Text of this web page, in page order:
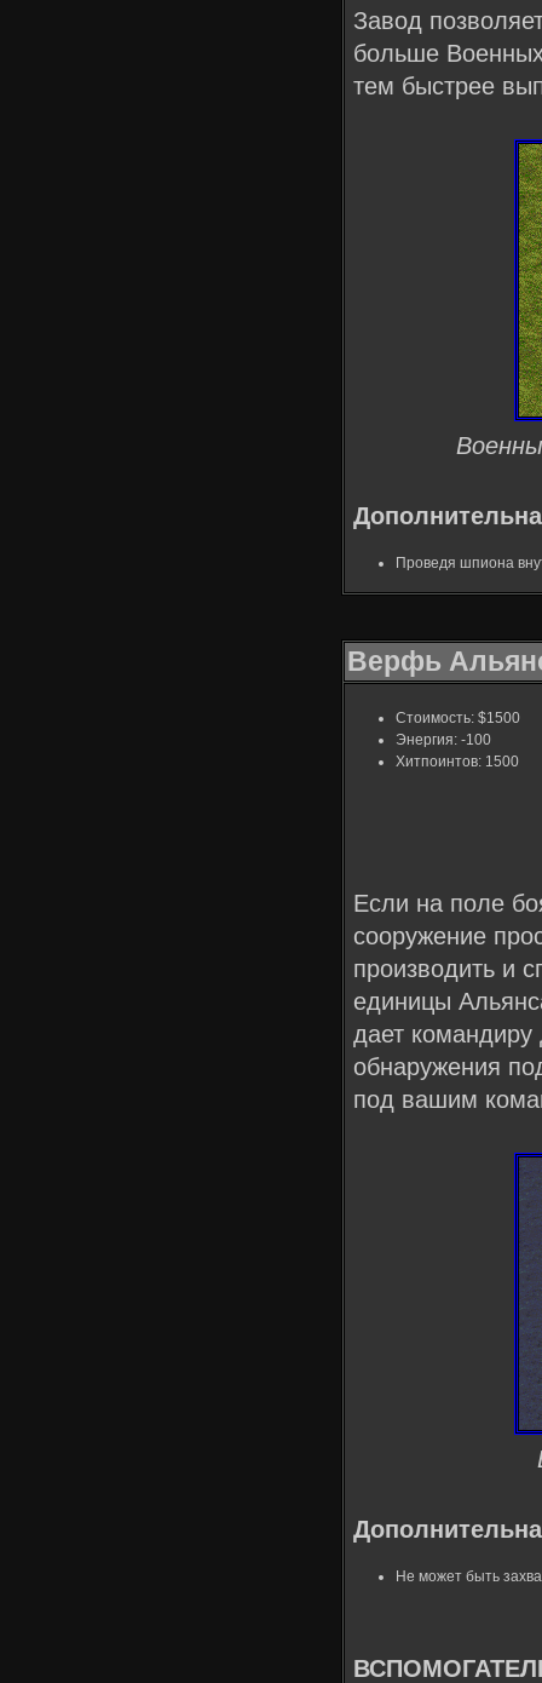
Завод
больше
тем быстрее
Проведя шпиона
Верфь
Стоимость: $1500
Энергия: -100
Хитпоинтов: 1500
Если на поле
сооружение
производить и
единицы
дает командиру
обнаружения
под вашим
Не может быть